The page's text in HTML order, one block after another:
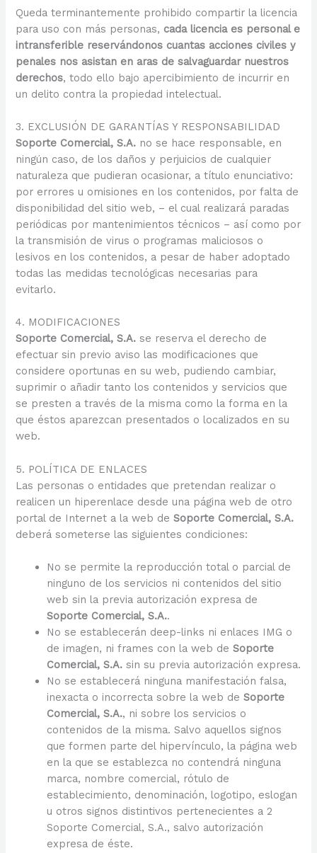
Queda terminantemente prohibido compartir la licencia
para uso con más personas, cada licencia es personal e
intransferible reservándonos cuantas acciones civiles y
penales nos asistan en aras de salvaguardar nuestros
derechos, todo ello bajo apercibimiento de incurrir en
un delito contra la propiedad intelectual.
3. EXCLUSIÓN DE GARANTÍAS Y RESPONSABILIDAD
Soporte Comercial, S.A. no se hace responsable, en
ningún caso, de los daños y perjuicios de cualquier
naturaleza que pudieran ocasionar, a título enunciativo:
por errores u omisiones en los contenidos, por falta de
disponibilidad del sitio web, – el cual realizará paradas
periódicas por mantenimientos técnicos – así como por
la transmisión de virus o programas maliciosos o
lesivos en los contenidos, a pesar de haber adoptado
todas las medidas tecnológicas necesarias para
evitarlo.
4. MODIFICACIONES
Soporte Comercial, S.A. se reserva el derecho de
efectuar sin previo aviso las modificaciones que
considere oportunas en su web, pudiendo cambiar,
suprimir o añadir tanto los contenidos y servicios que
se presten a través de la misma como la forma en la
que éstos aparezcan presentados o localizados en su
web.
5. POLÍTICA DE ENLACES
Las personas o entidades que pretendan realizar o
realicen un hiperenlace desde una página web de otro
portal de Internet a la web deSoporte Comercial, S.A.
deberá someterse las siguientes condiciones:
No se permite la reproducción total o parcial de
ninguno de los servicios ni contenidos del sitio
web sin la previa autorización expresa de
Soporte Comercial, S.A..
No se establecerán deep-links ni enlaces IMG o
de imagen, ni frames con la web deSoporte
Comercial, S.A. sin su previa autorización expresa.
No se establecerá ninguna manifestación falsa,
inexacta o incorrecta sobre la web deSoporte
Comercial, S.A., ni sobre los servicios o
contenidos de la misma. Salvo aquellos signos
que formen parte del hipervínculo, la página web
en la que se establezca no contendrá ninguna
marca, nombre comercial, rótulo de
establecimiento, denominación, logotipo, eslogan
u otros signos distintivos pertenecientes a 2
Soporte Comercial, S.A., salvo autorización
expresa de éste.